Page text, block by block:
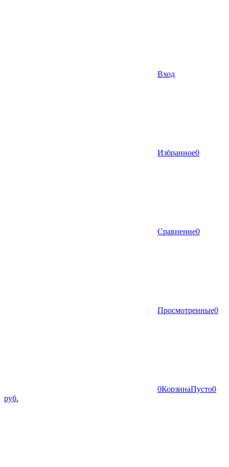
Вход
Избранное0
Сравнение0
Просмотренные0
0КорзинаПусто0
руб.